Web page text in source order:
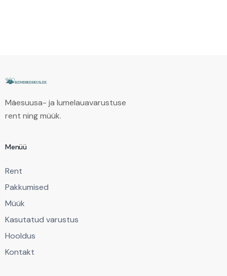
Mäesuusa- ja lumelauavarustuse
rent ning müük.
Menüü
Rent
Pakkumised
Müük
Kasutatud varustus
Hooldus
Kontakt